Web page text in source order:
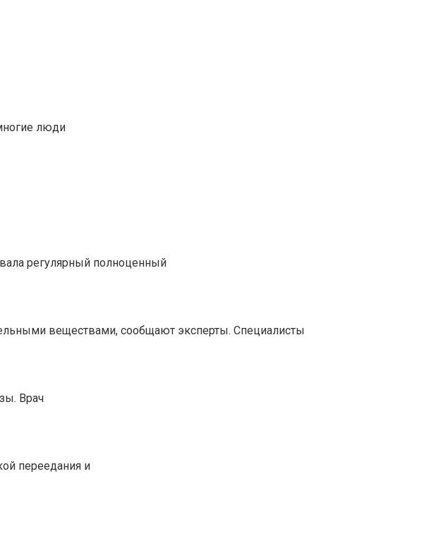
люди
регулярный полноценный
веществами, сообщают эксперты. Специалисты
Врач
переедания и